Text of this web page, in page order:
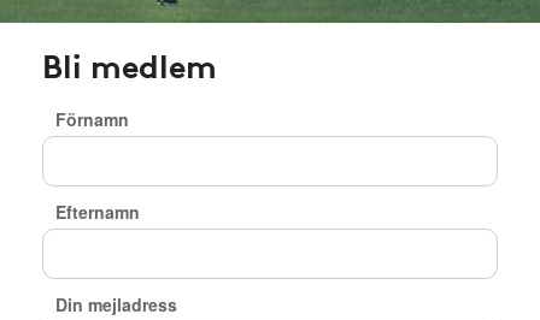
Bli medlem
Förnamn
Efternamn
Din mejladress